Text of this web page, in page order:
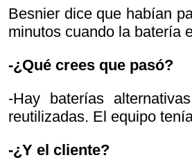
Besnier dice que habían
minutos cuando la batería
-¿Qué crees que pasó?
-Hay baterías
reutilizadas. El equipo
-¿Y el cliente?